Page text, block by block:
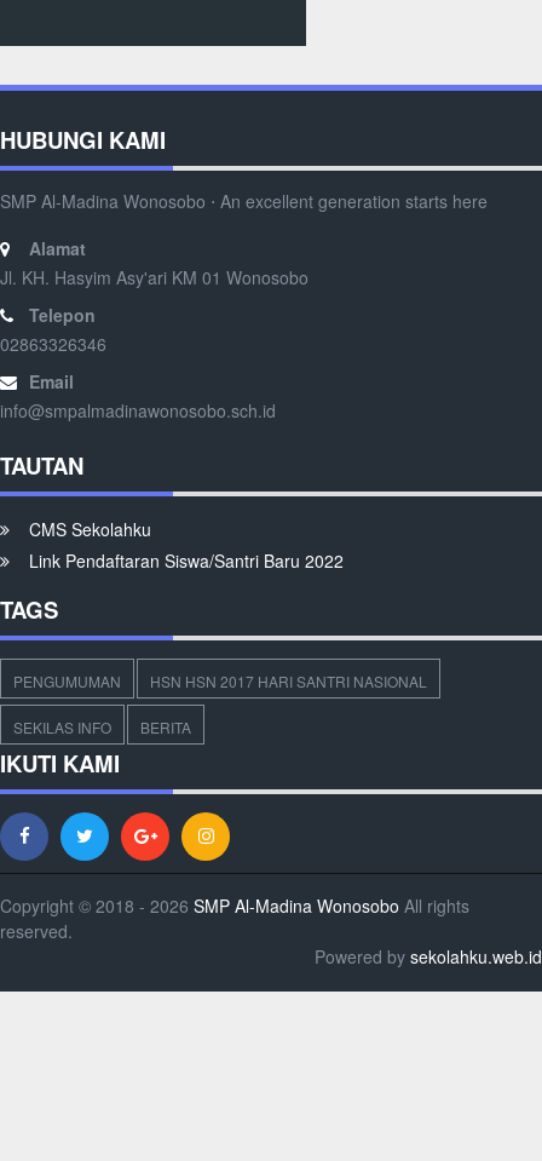
HUBUNGI KAMI
SMP Al-Madina Wonosobo ⋅ An excellent generation starts here
Alamat
Jl. KH. Hasyim Asy'ari KM 01 Wonosobo
Telepon
02863326346
Email
info@smpalmadinawonosobo.sch.id
TAUTAN
CMS Sekolahku
Link Pendaftaran Siswa/Santri Baru 2022
TAGS
PENGUMUMAN HSN HSN 2017 HARI SANTRI NASIONAL
SEKILAS INFO BERITA
IKUTI KAMI
Copyright © 2018 - 2026 SMP Al-Madina Wonosobo All rights
reserved.
Powered by sekolahku.web.id